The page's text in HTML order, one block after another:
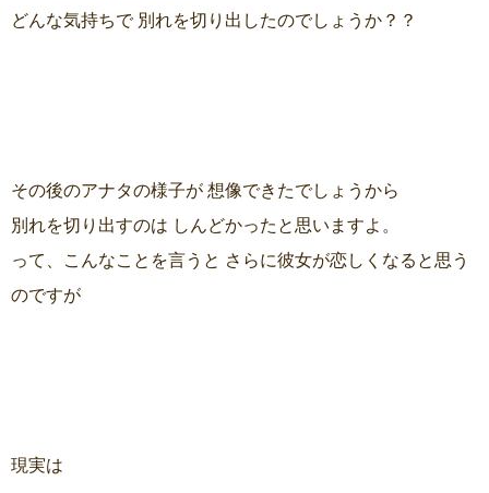
どんな気持ちで 別れを切り出したのでしょうか？？
その後のアナタの様子が 想像できたでしょうから
別れを切り出すのは しんどかったと思いますよ。
って、こんなことを言うと さらに彼女が恋しくなると思う
のですが
現実は